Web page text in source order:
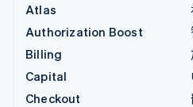
Atlas
Authorization Boost
Billing
Capital
Checkout